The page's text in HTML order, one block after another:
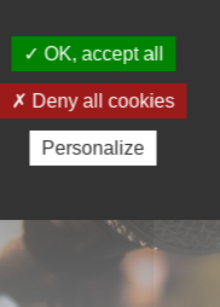
OK, accept all
Deny all cookies
Personalize